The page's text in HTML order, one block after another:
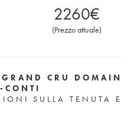
2260€
(Prezzo attuale)
GRAND CRU
CONTI
SULLA TENUTA